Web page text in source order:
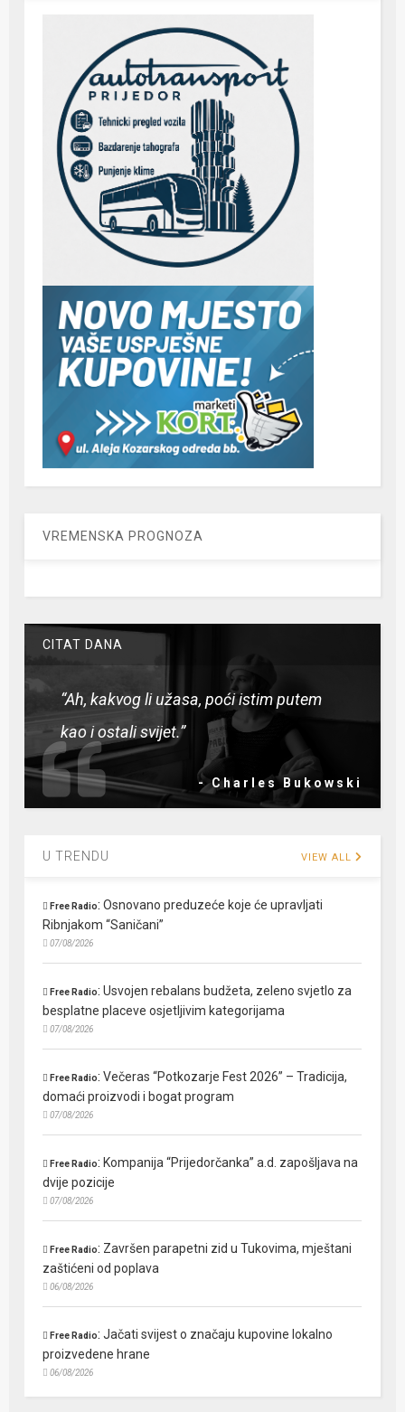
VREMENSKA PROGNOZA
CITAT DANA
“Ah, kakvog li užasa, poći istim putem
kao i ostali svijet.”
- Charles Bukowski
U TRENDU VIEW ALL
Free Radio:Osnovano preduzeće koje će upravljati
Ribnjakom “Saničani”
07/08/2026
Free Radio:Usvojen rebalans budžeta, zeleno svjetlo za
besplatne placeve osjetljivim kategorijama
07/08/2026
Free Radio:Večeras “Potkozarje Fest 2026” – Tradicija,
domaći proizvodi i bogat program
07/08/2026
Free Radio: Kompanija “Prijedorčanka” a.d. zapošljava na
dvije pozicije
07/08/2026
Free Radio: Završen parapetni zid u Tukovima, mještani
zaštićeni od poplava
06/08/2026
Free Radio:Jačati svijest o značaju kupovine lokalno
proizvedene hrane
06/08/2026